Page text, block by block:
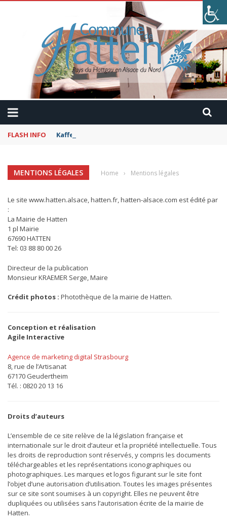
FLASH INFO Kaffeekranzel : Le Maroc en camping-car avec
MENTIONS LÉGALES Home › Mentions légales
Le site www.hatten.alsace, hatten.fr, hatten-alsace.com est édité par
:
La Mairie de Hatten
1 pl Mairie
67690 HATTEN
Tel: 03 88 80 00 26
Directeur de la publication
Monsieur KRAEMER Serge, Maire
Crédit photos : Photothèque de la mairie de Hatten.
Conception et réalisation
Agile Interactive
Agence de marketing digital Strasbourg
8, rue de l’Artisanat
67170 Geudertheim
Tél. : 0820 20 13 16
Droits d’auteurs
L’ensemble de ce site relève de la législation française et
internationale sur le droit d’auteur et la propriété intellectuelle. Tous
les droits de reproduction sont réservés, y compris les documents
téléchargeables et les représentations iconographiques ou
photographiques. Les marques et logos figurant sur le site font
l’objet d’une autorisation d’utilisation. Toutes les images présentes
sur ce site sont soumises à un copyright. Elles ne peuvent être
dupliquées ou utilisées sans l’autorisation écrite de la mairie de
Hatten.